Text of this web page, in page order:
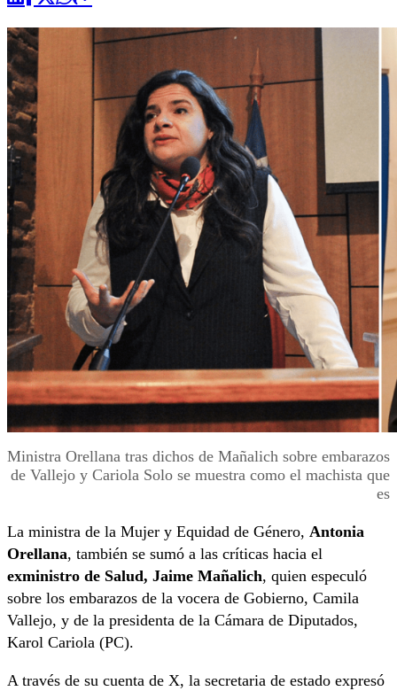
Ministra Orellana tras dichos de Mañalich sobre embarazos
de Vallejo y Cariola Solo se muestra como el machista que
es
La ministra de la Mujer y Equidad de Género, Antonia
Orellana, también se sumó a las críticas hacia el
exministro de Salud, Jaime Mañalich, quien especuló
sobre los embarazos de la vocera de Gobierno, Camila
Vallejo, y de la presidenta de la Cámara de Diputados,
Karol Cariola (PC).
A través de su cuenta de X, la secretaria de estado expresó